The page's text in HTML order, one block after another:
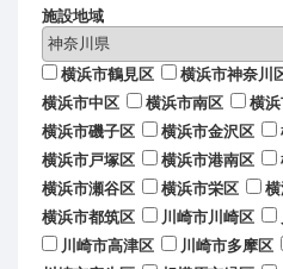
施設地域
横浜市鶴見区 横浜市神奈川
横浜市中区
横浜市南区
横
横浜市磯子区
横浜市金沢区
横浜市戸塚区
横浜市港南区
横浜市瀬谷区
横浜市栄区
横浜市都筑区
川崎市川崎区
川崎市高津区
川崎市多摩区